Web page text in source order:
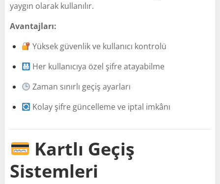
yaygın olarak kullanılır.
Avantajları:
Yüksek güvenlik ve kullanıcı kontrolü
Her kullanıcıya özel şifre atayabilme
Zaman sınırlı geçiş ayarları
Kolay şifre güncelleme ve iptal imkânı
Kartlı Geçiş
Sistemleri